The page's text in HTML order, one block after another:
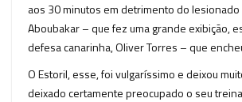
aos 30 minutos em detrimento do lesionado
Aboubakar – que fez uma grande exibição,
defesa canarinha, Oliver Torres – que
O Estoril, esse, foi vulgaríssimo e deixou
deixado certamente preocupado o seu